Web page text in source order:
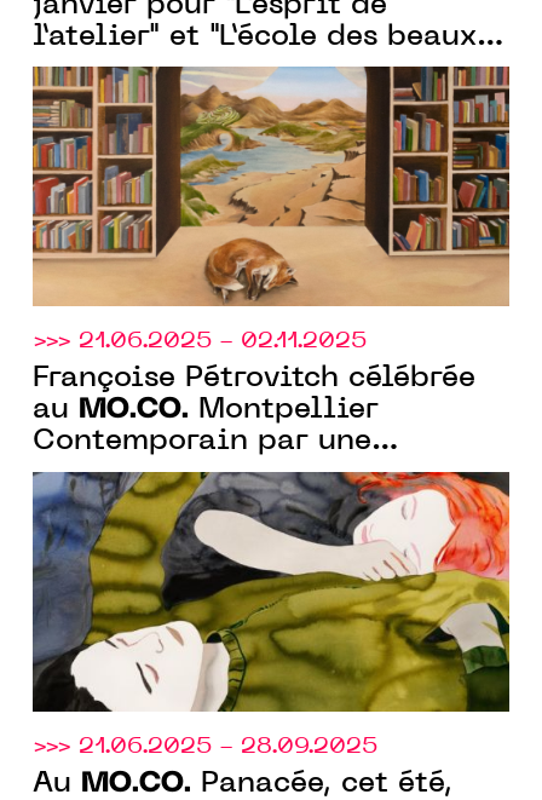
janvier pour "L'esprit de
l’atelier" et "L’école des beaux-
arts de Montpellier", les deux
expositions portées par le
MO.CO.
>>> 21.06.2025 - 02.11.2025
Françoise Pétrovitch célébrée
au MO.CO. Montpellier
Contemporain par une
monographie de 130 œuvres.
>>> 21.06.2025 - 28.09.2025
Au MO.CO. Panacée, cet été,